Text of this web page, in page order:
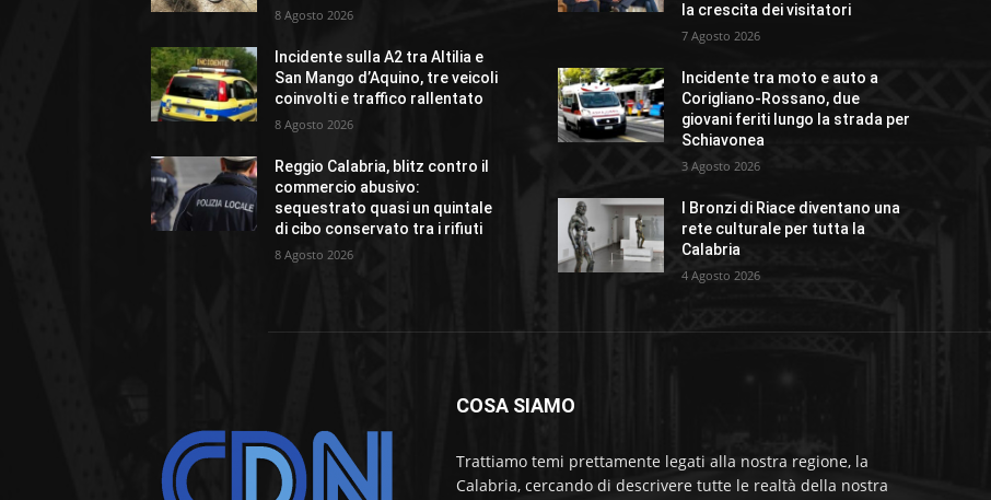
8 Agosto 2026
Incidente sulla A2 tra Altilia e
San Mango d’Aquino, tre veicoli
coinvolti e traffico rallentato
8 Agosto 2026
Reggio Calabria, blitz contro il
commercio abusivo:
sequestrato quasi un quintale
di cibo conservato tra i rifiuti
8 Agosto 2026
la crescita dei visitatori
7 Agosto 2026
Incidente tra moto e auto a
Corigliano-Rossano, due
giovani feriti lungo la strada per
Schiavonea
3 Agosto 2026
I Bronzi di Riace diventano una
rete culturale per tutta la
Calabria
4 Agosto 2026
COSA SIAMO
Trattiamo temi prettamente legati alla nostra regione, la
Calabria, cercando di descrivere tutte le realtà della nostra